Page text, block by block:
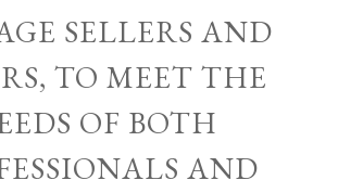
SELLERS AND
TO MEET THE
OF BOTH
AND